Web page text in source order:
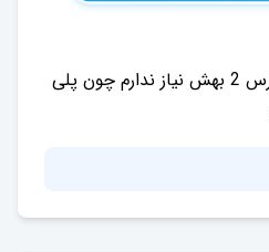
یه کلید برای گیم تیم فورترس 2 بهش نیاز ندارم چون پلی